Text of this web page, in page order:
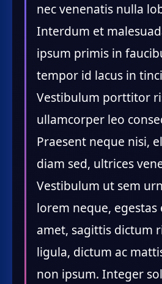
nec venenatis nulla
Interdum et
ipsum primis in
tempor id lacus in
Vestibulum porttitor
ullamcorper leo
Praesent neque nisi,
diam sed, ultrices
Vestibulum ut sem
lorem neque, egestas
amet, sagittis dictum
ligula, dictum ac
non ipsum. Integer